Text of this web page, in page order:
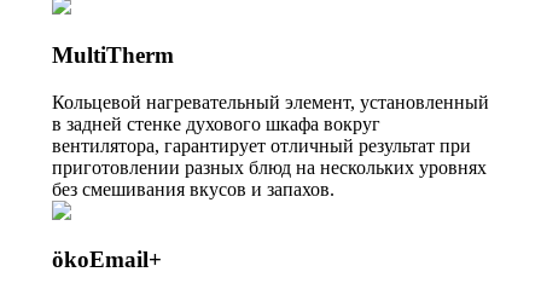
MultiTherm
Кольцевой нагревательный элемент, установленный
в задней стенке духового шкафа вокруг
вентилятора, гарантирует отличный результат при
приготовлении разных блюд на нескольких уровнях
без смешивания вкусов и запахов.
ökoEmail+